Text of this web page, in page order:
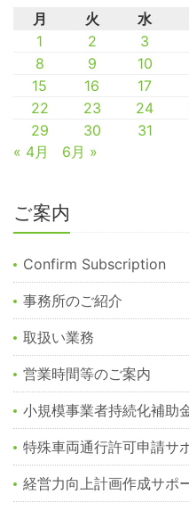
月
火 水
1
2 3
8
9 10
15
16 17
22
23 24
29
30
31
« 4月
6月 »
ご案内
Confirm Subscription
事務所のご紹介
取扱い業務
営業時間等のご案内
小規模事業者持続化補助
特殊車両通行許可申請サ
経営力向上計画作成サポ